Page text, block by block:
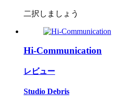
二択しましょう
Hi-Communication
レビュー
Studio Debris